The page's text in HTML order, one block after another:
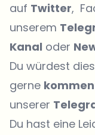
auf Twitter,
unserem
Kanal oder
Du würdest
gerne
unserer
Du hast eine